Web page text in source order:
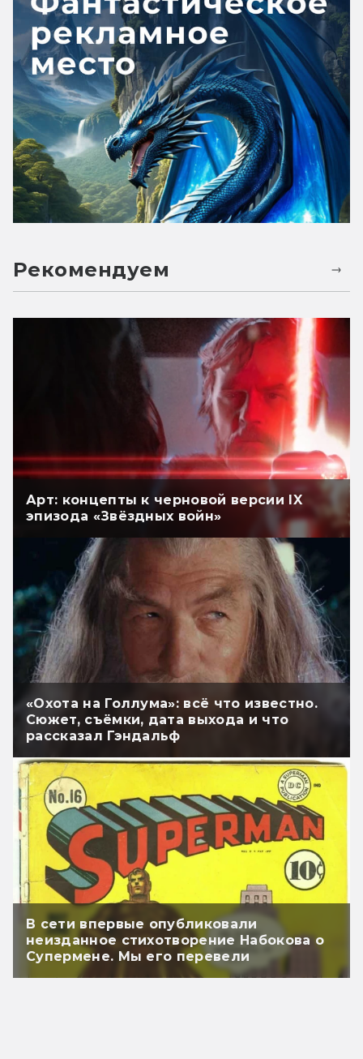
Рекомендуем
Арт: концепты к черновой версии IX
эпизода «Звёздных войн»
«Охота на Голлума»: всё что известно.
Сюжет, съёмки, дата выхода и что
рассказал Гэндальф
В сети впервые опубликовали
неизданное стихотворение Набокова о
Супермене. Мы его перевели